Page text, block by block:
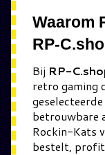
Waarom
RP-
Bij RP-
retro gaming
betrouwbare
Rockin-Kats
bestelt,